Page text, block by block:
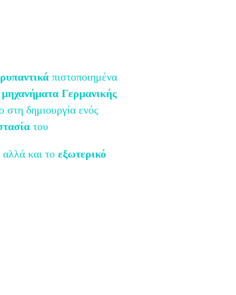
πιστοποιημένα
μηχανήματα Γερμανικής
δημιουργία ενός
του
αλλά και το εξωτερικό